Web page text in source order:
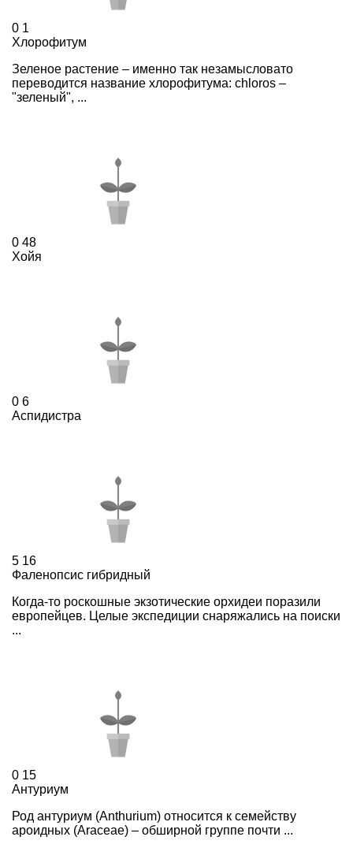
0 1
Хлорофитум
Зеленое растение – именно так незамысловато
переводится название хлорофитума: сhloros –
"зеленый", ...
0 48
Хойя
0 6
Аспидистра
5 16
Фаленопсис гибридный
Когда-то роскошные экзотические орхидеи поразили
европейцев. Целые экспедиции снаряжались на поиски
...
0 15
Антуриум
Род антуриум (Anthurium) относится к семейству
ароидных (Araceae) – обширной группе почти ...